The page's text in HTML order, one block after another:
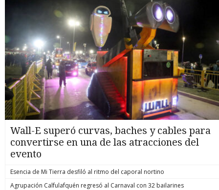
Wall-E superó curvas, baches y cables para
convertirse en una de las atracciones del
evento
Esencia de Mi Tierra desfiló al ritmo del caporal nortino
Agrupación Calfulafquén regresó al Carnaval con 32 bailarines